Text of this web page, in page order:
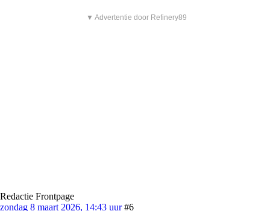
▼ Advertentie door Refinery89
Redactie Frontpage
zondag 8 maart 2026, 14:43 uur #6